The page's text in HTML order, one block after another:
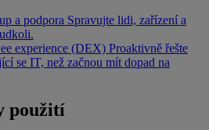
a podpora Spravujte lidi, zařízení a
experience (DEX) Proaktivně řešte
se IT, než začnou mít dopad na
použití